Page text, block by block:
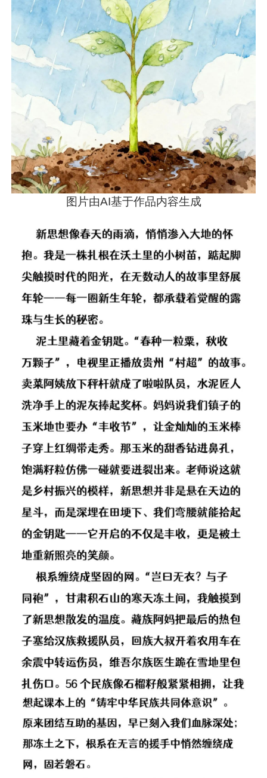
图片由AI基于作品内容生成